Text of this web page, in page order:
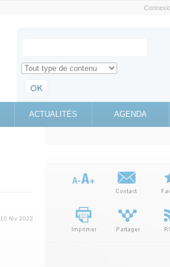
Search for
Retrouvez toute l'information sur le site education.gouv.fr
ACTUALITÉS AGENDA
10 fév 2022